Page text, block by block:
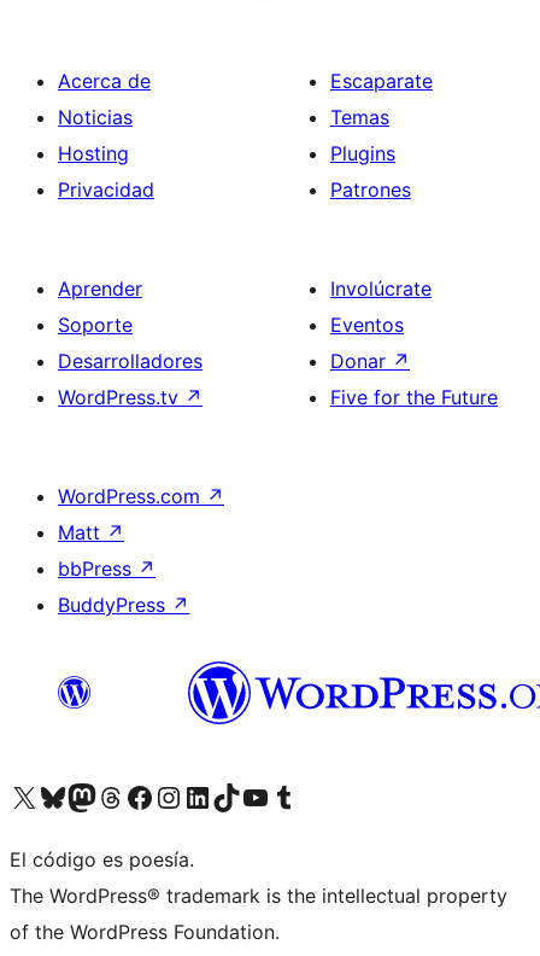
Acerca de
Noticias
Hosting
Privacidad
Escaparate
Temas
Plugins
Patrones
Aprender
Soporte
Desarrolladores
WordPress.tv ↗
Involúcrate
Eventos
Donar ↗
Five for the Future
WordPress.com ↗
Matt ↗
bbPress ↗
BuddyPress ↗
Visita nuestra cuenta de X (anteriormente Twitter)
Visita nuestra cuenta de Bluesky
Visita nuestra cuenta de Mastodon
Visita nuestra cuenta de Threads
Visita nuestra página de Facebook
Visita nuestra cuenta de Instagram
Visita nuestra cuenta de LinkedIn
Visita nuestra cuenta de TikTok
Visita nuestro canal de YouTube
Visita nuestra cuenta de Tumblr
El código es poesía.
The WordPress® trademark is the intellectual property
of the WordPress Foundation.